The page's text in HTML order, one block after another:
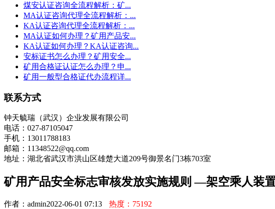
煤安认证咨询全流程解析：矿...
MA认证咨询代理全流程解析：...
KA认证咨询代理全流程解析：...
MA认证如何办理？矿用产品安...
KA认证如何办理？KA认证咨询...
安标证书怎么办理？矿用安全...
矿用合格证认证怎么办理？申...
矿用一般型合格证代办流程详...
联系方式
钟天毓瑞（武汉）企业发展有限公司
电话：027-87105047
手机：13011788183
邮箱：11348522@qq.com
地址：湖北省武汉市洪山区雄楚大道209号御景名门3栋703室
矿用产品安全标志审核发放实施规则 —架空乘人装
作者：admin2022-06-01 07:13 热度：75192